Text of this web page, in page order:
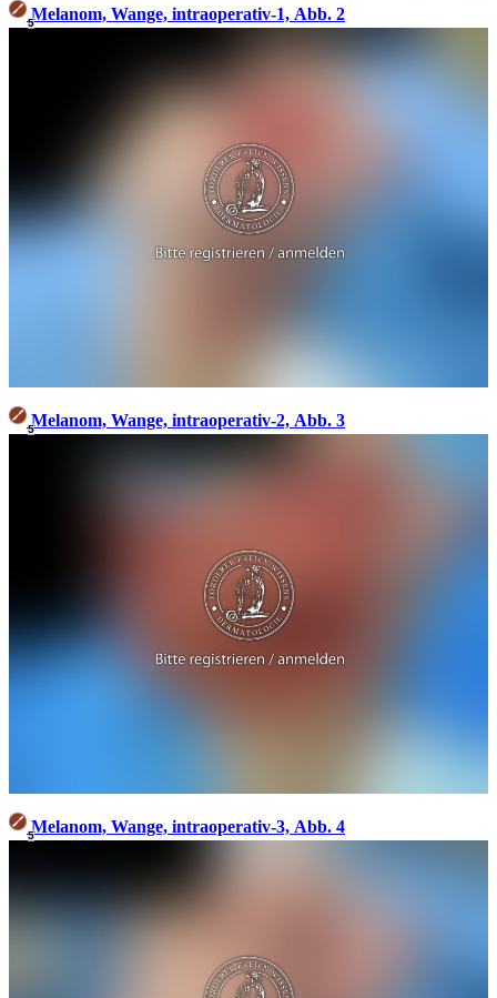
5Melanom, Wange, intraoperativ-1, Abb. 2
5Melanom, Wange, intraoperativ-2, Abb. 3
5Melanom, Wange, intraoperativ-3, Abb. 4